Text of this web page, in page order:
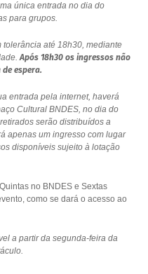
única entrada no dia do
para grupos.
tolerância até 18h30, mediante
Após 18h30 os ingressos não
espera.
entrada pela internet, haverá
Cultural BNDES, no dia do
serão distribuídos a
apenas um ingresso com lugar
disponíveis sujeito à lotação
no BNDES e Sextas
como se dará o acesso ao
a partir da segunda-feira da